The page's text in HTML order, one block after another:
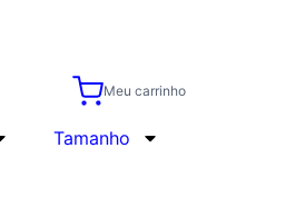
Meu carrinho
Tamanho